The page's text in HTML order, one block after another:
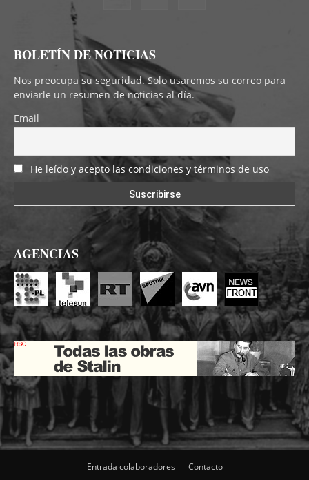
BOLETÍN DE NOTICIAS
Nos preocupa su seguridad. Solo usaremos su correo para
enviarle un resumen de noticias al día.
Email
He leído y acepto las condiciones y términos de uso
AGENCIAS
Entrada colaboradores Contacto